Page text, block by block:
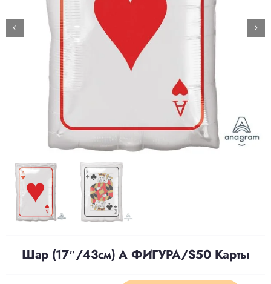
Доставка
Отзывы
Контакты
Политика конфиденциальности
Шар (17″/43см) А ФИГУРА/S50 Карты